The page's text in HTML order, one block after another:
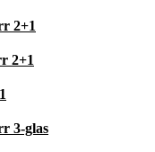
2+1
2+1
3-glas